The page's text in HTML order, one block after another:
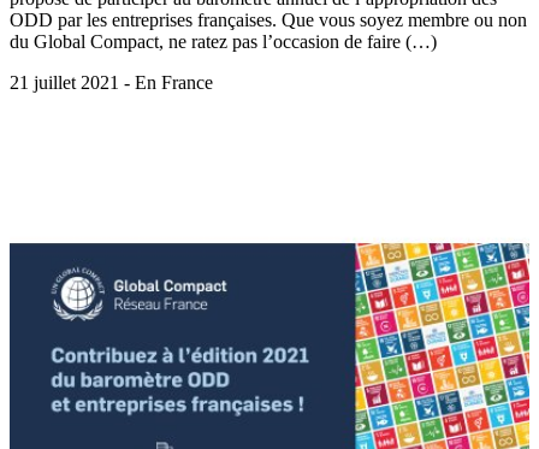
ODD par les entreprises françaises. Que vous soyez membre ou non
du Global Compact, ne ratez pas l’occasion de faire (…)
21 juillet 2021 - En France